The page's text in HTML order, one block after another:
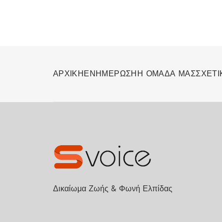
ΑΡΧΙΚΗΕΝΗΜΕΡΩΣΗΗ ΟΜΑΔΑ ΜΑΣ
Δικαίωμα Ζωής & Φωνή Ελπίδας